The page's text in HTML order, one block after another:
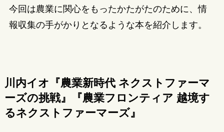
今回は農業に関心をもったかたがたのために、情
報収集の手がかりとなるような本を紹介します。
川内イオ『農業新時代 ネクストファーマ
ーズの挑戦』『農業フロンティア 越境す
るネクストファーマーズ』